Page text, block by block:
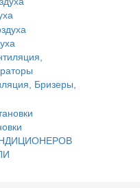
Бризеры,